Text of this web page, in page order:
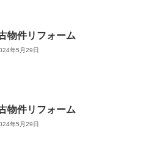
物件リフォーム
年5月29日
物件リフォーム
年5月29日